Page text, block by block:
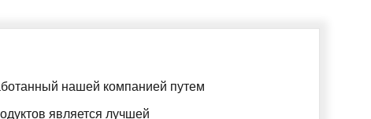
нашей компанией путем
является лучшей